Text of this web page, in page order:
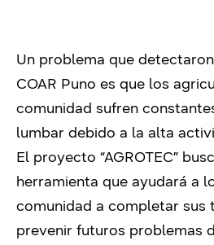
Un problema que
COAR Puno es que los
comunidad sufren
lumbar debido a la alta
El proyecto “AGROTEC”
herramienta que ayudará a
comunidad a completar sus
prevenir futuros problemas